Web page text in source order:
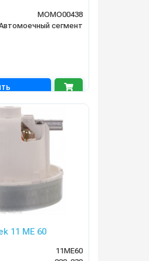
MOMO00438
сегмент
11 ME 60
11ME60